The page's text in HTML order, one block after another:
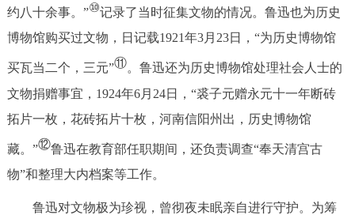
约八十余事。”⑩记录了当时征集文物的情况。鲁迅也为历史
博物馆购买过文物，日记载1921年3月23日，“为历史博物馆
买瓦当二个，三元”⑪。鲁迅还为历史博物馆处理社会人士的
文物捐赠事宜，1924年6月24日，“裘子元赠永元十一年断砖
拓片一枚，花砖拓片十枚，河南信阳州出，历史博物馆
藏。”⑫鲁迅在教育部任职期间，还负责调查“奉天清宫古
物”和整理大内档案等工作。
鲁迅对文物极为珍视，曾彻夜未眠亲自进行守护。为筹